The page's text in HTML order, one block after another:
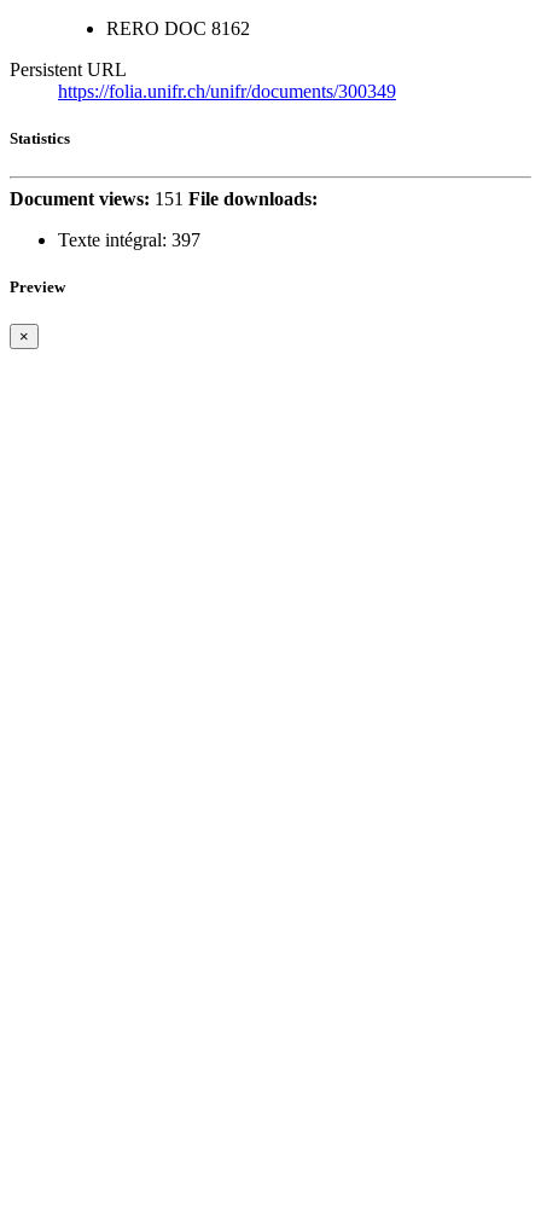
RERO DOC 8162
Persistent URL
https://folia.unifr.ch/unifr/documents/300349
Statistics
Document views: 151 File downloads:
Texte intégral: 397
Preview
×